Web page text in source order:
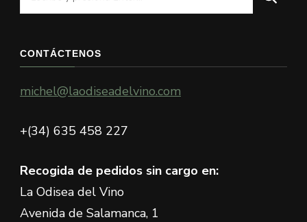
algo?
CONTÁCTENOS
michel@laodiseadelvino.com
+(34) 635 458 227
Recogida de pedidos sin cargo en:
La Odisea del Vino
Avenida de Salamanca, 1